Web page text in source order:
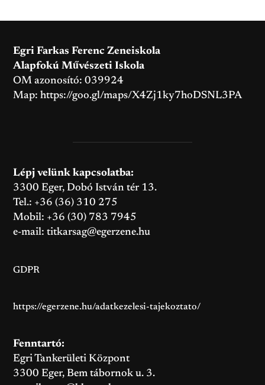
Egri Farkas Ferenc Zeneiskola
Alapfokú Művészeti Iskola
OM azonosító: 039924
Map:https://goo.gl/maps/X4Zj1ky7hoDSNL3PA
Lépj velünk kapcsolatba:
3300 Eger, Dobó István tér 13.
Tel.: +36 (36) 310 275
Mobil: +36 (30) 783 7945
e-mail:titkarsag@egerzene.hu
GDPR
https://egerzene.hu/adatkezelesi-tajekoztato/
Fenntartó:
Egri Tankerületi Központ
3300 Eger, Bem tábornok u. 3.